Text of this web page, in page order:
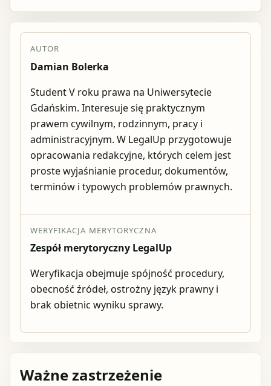
AUTOR
Damian Bolerka
Student V roku prawa na Uniwersytecie
Gdańskim. Interesuje się praktycznym
prawem cywilnym, rodzinnym, pracy i
administracyjnym. W LegalUp przygotowuje
opracowania redakcyjne, których celem jest
proste wyjaśnianie procedur, dokumentów,
terminów i typowych problemów prawnych.
WERYFIKACJA MERYTORYCZNA
Zespół merytoryczny LegalUp
Weryfikacja obejmuje spójność procedury,
obecność źródeł, ostrożny język prawny i
brak obietnic wyniku sprawy.
Ważne zastrzeżenie